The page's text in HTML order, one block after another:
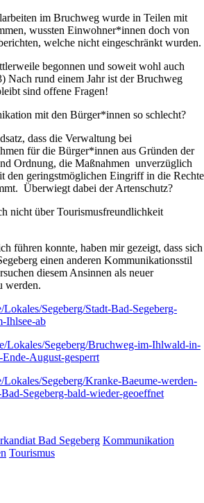
im Bruchweg wurde in Teilen mit
wussten Einwohner*innen doch von
welche nicht eingeschränkt wurden.
begonnen und soweit wohl auch
Nach rund einem Jahr ist der Bruchweg
sind offene Fragen!
mit den Bürger*innen so schlecht?
dass die Verwaltung bei
für die Bürger*innen aus Gründen der
Ordnung, die Maßnahmen unverzüglich
den geringstmöglichen Eingriff in die Rechte
Überwiegt dabei der Artenschutz?
nicht über Tourismusfreundlichkeit
führen konnte, haben mir gezeigt, dass sich
einen anderen Kommunikationsstil
diesem Ansinnen als neuer
werden.
Segeberg/Stadt-Bad-Segeberg-
Ihlsee-ab
Lokales/Segeberg/Bruchweg-im-Ihlwald-in-
August-gesperrt
Segeberg/Kranke-Baeume-werden-
Segeberg-bald-wieder-geoeffnet
Bad Segeberg Kommunikation
Tourismus